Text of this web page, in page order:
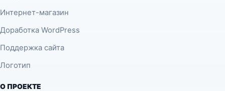
Интернет-магазин
Доработка WordPress
Поддержка сайта
Логотип
О ПРОЕКТЕ